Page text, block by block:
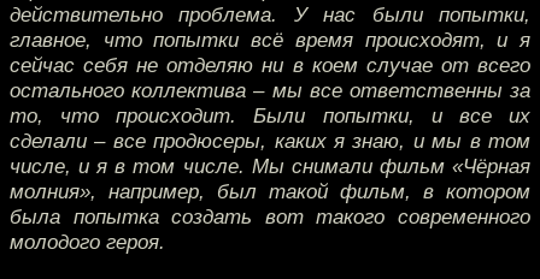
действительно проблема. У нас были попытки,
главное, что попытки всё время происходят, и я
сейчас себя не отделяю ни в коем случае от всего
остального коллектива – мы все ответственны за
то, что происходит. Были попытки, и все их
сделали – все продюсеры, каких я знаю, и мы в том
числе, и я в том числе. Мы снимали фильм «Чёрная
молния», например, был такой фильм, в котором
была попытка создать вот такого современного
молодого героя.